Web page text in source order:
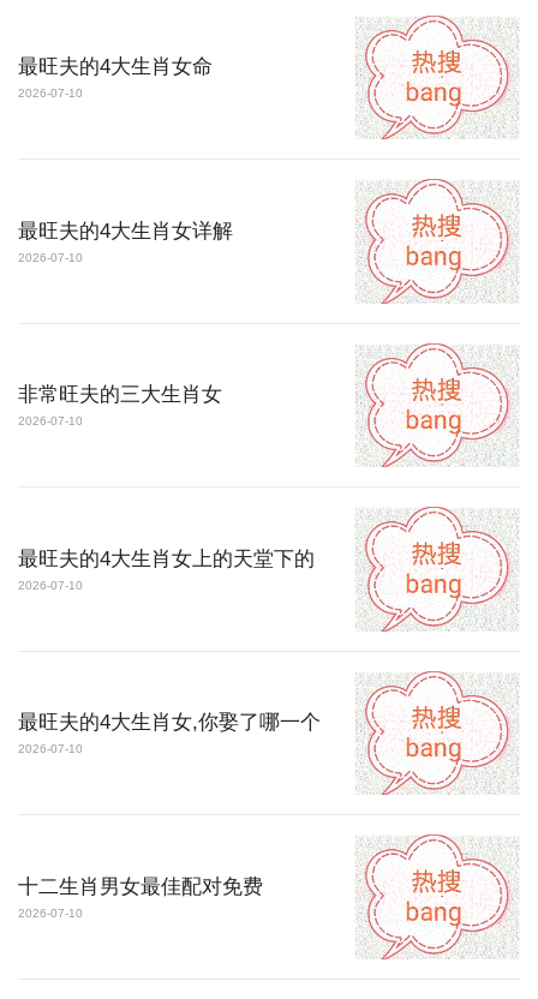
最旺夫的4大生肖女命
2026-07-10
最旺夫的4大生肖女详解
2026-07-10
非常旺夫的三大生肖女
2026-07-10
最旺夫的4大生肖女上的天堂下的
2026-07-10
最旺夫的4大生肖女,你娶了哪一个
2026-07-10
十二生肖男女最佳配对免费
2026-07-10